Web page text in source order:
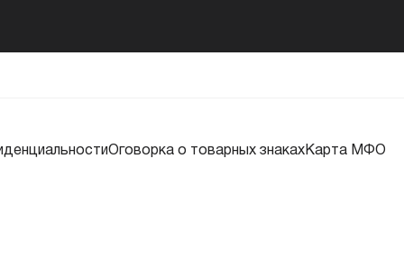
Оговорка о товарных знаках Карта МФО